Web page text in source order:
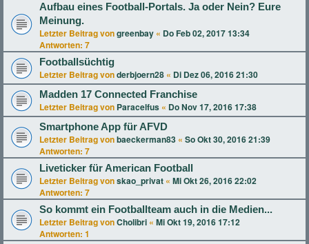
Aufbau eines Football-Portals. Ja oder Nein? Eure
Meinung.
Letzter Beitrag vongreenbay « Do Feb 02, 2017 13:34
Antworten: 7
Footballsüchtig
Letzter Beitrag vonderbjoern28 « Di Dez 06, 2016 21:30
Madden 17 Connected Franchise
Letzter Beitrag von Paracelfus « Do Nov 17, 2016 17:38
Smartphone App für AFVD
Letzter Beitrag vonbaeckerman83 « So Okt 30, 2016 21:39
Antworten: 7
Liveticker für American Football
Letzter Beitrag vonskao_privat « Mi Okt 26, 2016 22:02
Antworten: 7
So kommt ein Footballteam auch in die Medien...
Letzter Beitrag vonCholibri « Mi Okt 19, 2016 17:12
Antworten: 1